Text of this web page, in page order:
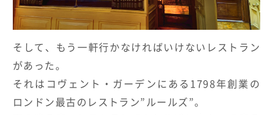
そして、もう一軒行かなければいけないレストラン
があった。
それはコヴェント・ガーデンにある 1798年創業の
ロンドン最古のレストラン” ルールズ ”。